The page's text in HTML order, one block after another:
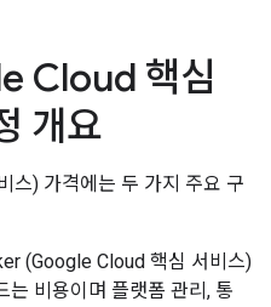
Cloud 핵심
개요
스) 가격에는 두 가지 주요 구
(Google Cloud 핵심 서비스)
는 비용이며 플랫폼 관리, 통